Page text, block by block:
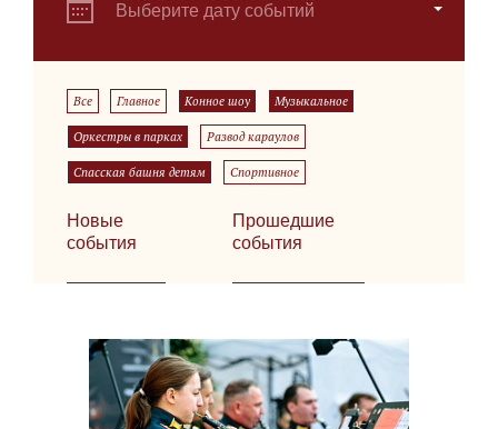
Выберите дату событий
Все Главное Конное шоу Музыкальное
Оркестры в парках Развод караулов
Спасская башня детям Спортивное
Новые
события
Прошедшие
события